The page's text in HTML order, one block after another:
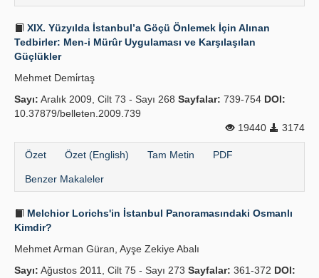
XIX. Yüzyılda İstanbul’a Göçü Önlemek İçin Alınan
Tedbirler: Men-i Mürûr Uygulaması ve Karşılaşılan
Güçlükler
Mehmet Demi̇rtaş
Sayı: Aralık 2009, Cilt 73 - Sayı 268 Sayfalar: 739-754 DOI:
10.37879/belleten.2009.739
19440
3174
Özet Özet (English) Tam Metin PDF
Benzer Makaleler
Melchior Lorichs'in İstanbul Panoramasındaki Osmanlı
Kimdir?
Mehmet Arman Güran, Ayşe Zekiye Abalı
Sayı: Ağustos 2011, Cilt 75 - Sayı 273 Sayfalar: 361-372 DOI: